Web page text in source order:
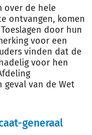
over de hele
ontvangen, komen
door hun
voor een
vinden dat de
voor hen
geval van de Wet
generaal